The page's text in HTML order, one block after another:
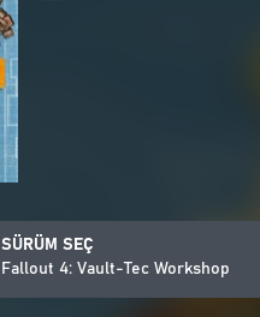
SÜRÜM SEÇ
Fallout 4: Vault-Tec Workshop